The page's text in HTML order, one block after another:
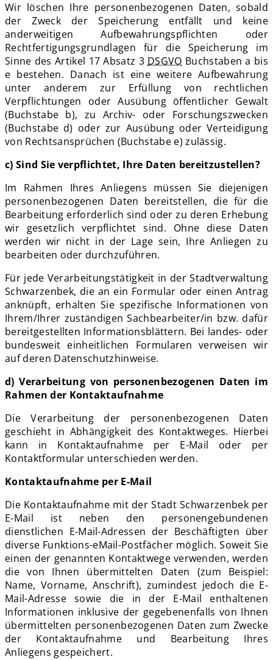
Wir löschen Ihre personenbezogenen Daten, sobald
der Zweck der Speicherung entfällt und keine
anderweitigen Aufbewahrungspflichten oder
Rechtfertigungsgrundlagen für die Speicherung im
Sinne des Artikel 17 Absatz 3 DSGVO Buchstaben a bis
e bestehen. Danach ist eine weitere Aufbewahrung
unter anderem zur Erfüllung von rechtlichen
Verpflichtungen oder Ausübung öffentlicher Gewalt
(Buchstabe b), zu Archiv- oder Forschungszwecken
(Buchstabe d) oder zur Ausübung oder Verteidigung
von Rechtsansprüchen (Buchstabe e) zulässig.
c) Sind Sie verpflichtet, Ihre Daten bereitzustellen?
Im Rahmen Ihres Anliegens müssen Sie diejenigen
personenbezogenen Daten bereitstellen, die für die
Bearbeitung erforderlich sind oder zu deren Erhebung
wir gesetzlich verpflichtet sind. Ohne diese Daten
werden wir nicht in der Lage sein, Ihre Anliegen zu
bearbeiten oder durchzuführen.
Für jede Verarbeitungstätigkeit in der Stadtverwaltung
Schwarzenbek, die an ein Formular oder einen Antrag
anknüpft, erhalten Sie spezifische Informationen von
Ihrem/Ihrer zuständigen Sachbearbeiter/in bzw. dafür
bereitgestellten Informationsblättern. Bei landes- oder
bundesweit einheitlichen Formularen verweisen wir
auf deren Datenschutzhinweise.
d) Verarbeitung von personenbezogenen Daten im
Rahmen der Kontaktaufnahme
Die Verarbeitung der personenbezogenen Daten
geschieht in Abhängigkeit des Kontaktweges. Hierbei
kann in Kontaktaufnahme per E-Mail oder per
Kontaktformular unterschieden werden.
Kontaktaufnahme per E-Mail
Die Kontaktaufnahme mit der Stadt Schwarzenbek per
E-Mail ist neben den personengebundenen
dienstlichen E-Mail-Adressen der Beschäftigten über
diverse Funktions-eMail-Postfächer möglich. Soweit Sie
einen der genannten Kontaktwege verwenden, werden
die von Ihnen übermittelten Daten (zum Beispiel:
Name, Vorname, Anschrift), zumindest jedoch die E-
Mail-Adresse sowie die in der E-Mail enthaltenen
Informationen inklusive der gegebenenfalls von Ihnen
übermittelten personenbezogenen Daten zum Zwecke
der Kontaktaufnahme und Bearbeitung Ihres
Anliegens gespeichert.